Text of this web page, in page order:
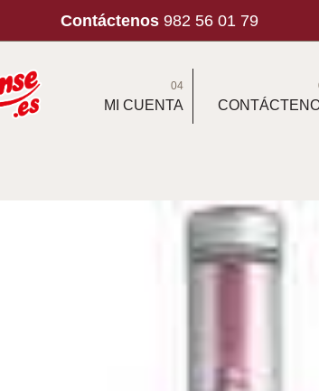
Contáctenos 982 56 01 79
04
MI CUENTA